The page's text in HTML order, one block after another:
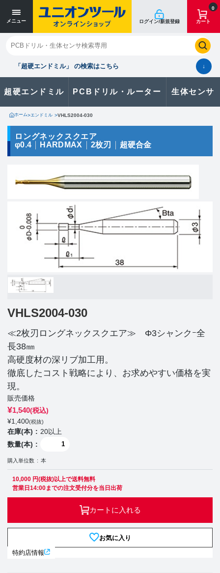
メニュー ログイン/新規登録
0
カート
「超硬エンドミル」 の検索はこちら ↓
超硬エンドミル PCBドリル・ルーター 生体センサ
閉じる
お気に入り クイックオーダー 購入履歴
製品に関するお問い合わせはこちら
お問い合わせ
カタログ一覧
ホーム>エンドミル >VHLS2004-030
ロングネックスクエア
φ0.4
HARDMAX 2枚刃 超硬合金
VHLS2004-030
≪2枚刃ロングネックスクエア≫ Φ3シャンクｰ全
長38㎜
高硬度材の深リブ加工用。
徹底したコスト戦略により、お求めやすい価格を実
現。
販売価格
¥1,540(税込)
¥1,400(税抜)
在庫(本)
20以上
数量(本)
購入単位数 本
10,000 円(税抜)以上で送料無料
営業日14:00までの注文受付分を当日出荷
カートに入れる
お気に入り
特約店情報
寸法単位 [mm]
寸法単位 [mm]